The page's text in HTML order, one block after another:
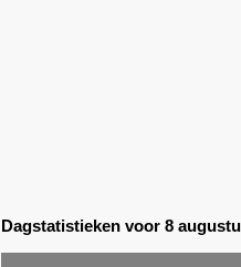
Dagstatistieken voor 8